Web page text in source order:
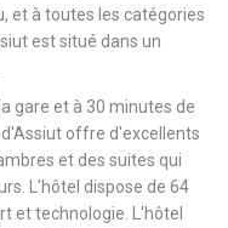
et à toutes les catégories
est situé dans un
gare et à 30 minutes de
offre d'excellents
et des suites qui
L'hôtel dispose de 64
et technologie. L'hôtel